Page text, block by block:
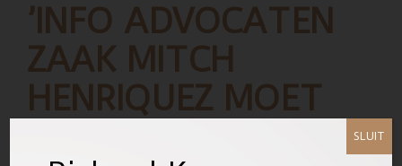
’INFO ADVOCATEN
ZAAK MITCH
HENRIQUEZ MOET
SLUIT